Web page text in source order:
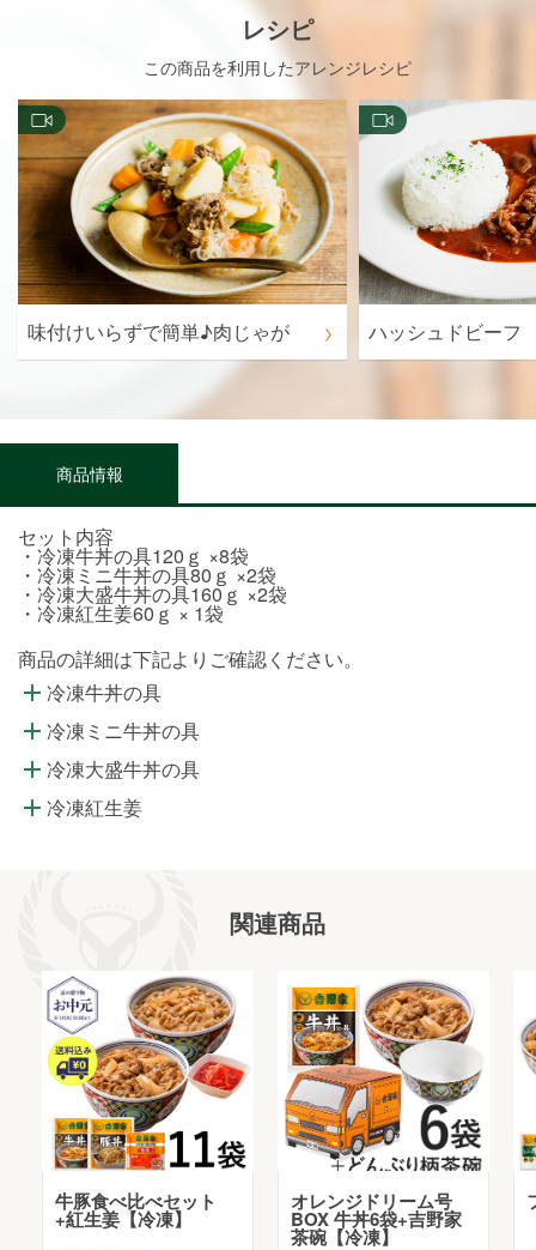
レシピ
この商品を利用したアレンジレシピ
味付けいらずで簡単♪肉じゃが ハッシュドビーフ
商品情報
セット内容
・冷凍牛丼の具120ｇ ×8袋
・冷凍ミニ牛丼の具80ｇ ×2袋
・冷凍大盛牛丼の具160ｇ ×2袋
・冷凍紅生姜60ｇ × 1袋
商品の詳細は下記よりご確認ください。
冷凍牛丼の具
冷凍ミニ牛丼の具
冷凍大盛牛丼の具
冷凍紅生姜
関連商品
牛豚食べ比べセット
+紅生姜【冷凍】
オレンジドリーム号
BOX 牛丼6袋+吉野家
茶碗【冷凍】